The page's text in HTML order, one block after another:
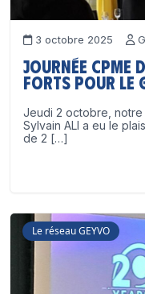
3 octobre 2025
Journée CPME
forts pour le
Jeudi 2 octobre,
Sylvain ALI a eu le
de 2 […]
Le réseau GEYVO